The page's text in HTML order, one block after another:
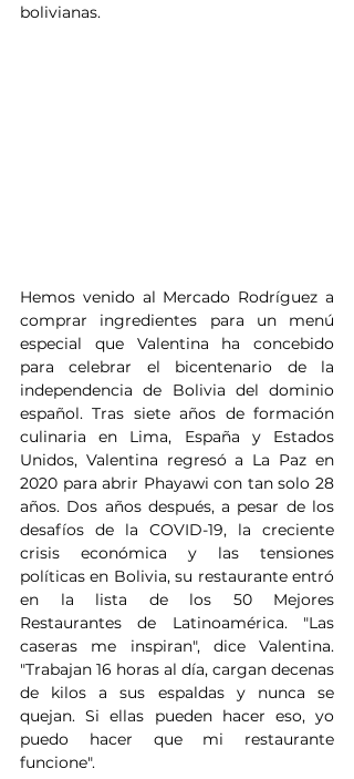
bolivianas.
Hemos venido al Mercado Rodríguez a
comprar ingredientes para un menú
especial que Valentina ha concebido
para celebrar el bicentenario de la
independencia de Bolivia del dominio
español. Tras siete años de formación
culinaria en Lima, España y Estados
Unidos, Valentina regresó a La Paz en
2020 para abrir Phayawi con tan solo 28
años. Dos años después, a pesar de los
desafíos de la COVID-19, la creciente
crisis económica y las tensiones
políticas en Bolivia, su restaurante entró
en la lista de los 50 Mejores
Restaurantes de Latinoamérica. "Las
caseras me inspiran", dice Valentina.
"Trabajan 16 horas al día, cargan decenas
de kilos a sus espaldas y nunca se
quejan. Si ellas pueden hacer eso, yo
puedo hacer que mi restaurante
funcione".